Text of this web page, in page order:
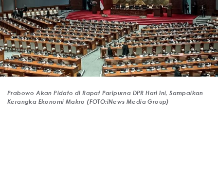
Prabowo Akan Pidato di Rapat Paripurna DPR Hari Ini, Sampaikan
Kerangka Ekonomi Makro (FOTO:iNews Media Group)